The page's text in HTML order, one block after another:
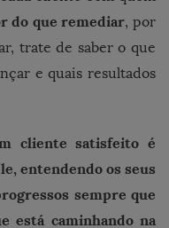
do que remediar, por
trate de saber o que
e quais resultados
cliente satisfeito é
entendendo os seus
sempre que
está caminhando na